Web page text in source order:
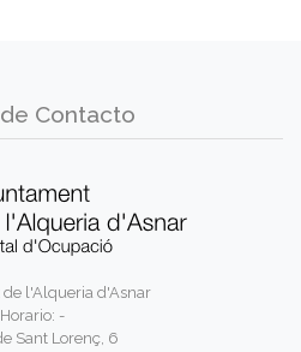
Contacto
l'Alqueria d'Asnar
Horario: -
Sant Lorenç, 6